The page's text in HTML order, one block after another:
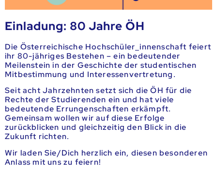
Einladung: 80 Jahre ÖH
Die Österreichische Hochschüler_innenschaft feiert
ihr 80-jähriges Bestehen – ein bedeutender
Meilenstein in der Geschichte der studentischen
Mitbestimmung und Interessenvertretung.
Seit acht Jahrzehnten setzt sich die ÖH für die
Rechte der Studierenden ein und hat viele
bedeutende Errungenschaften erkämpft.
Gemeinsam wollen wir auf diese Erfolge
zurückblicken und gleichzeitig den Blick in die
Zukunft richten.
Wir laden Sie/Dich herzlich ein, diesen besonderen
Anlass mit uns zu feiern!